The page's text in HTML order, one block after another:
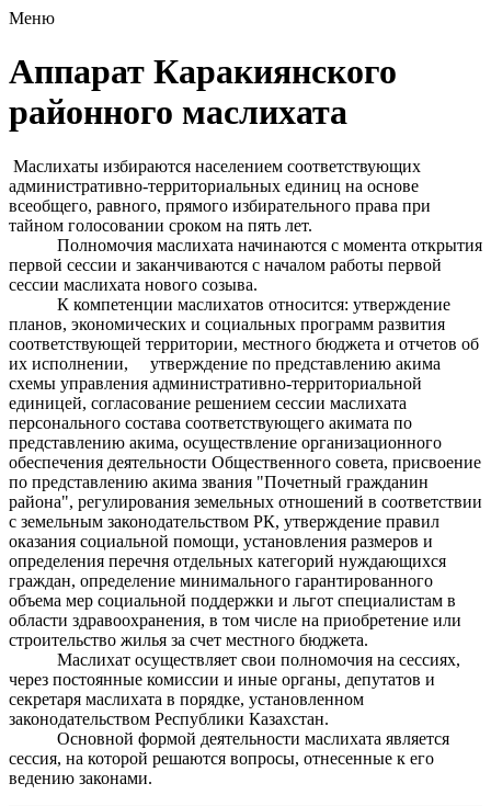
Меню
Аппарат Каракиянского
районного маслихата
Маслихаты избираются населением соответствующих
административно-территориальных единиц на основе
всеобщего, равного, прямого избирательного права при
тайном голосовании сроком на пять лет.
Полномочия маслихата начинаются с момента открытия
первой сессии и заканчиваются с началом работы первой
сессии маслихата нового созыва.
К компетенции маслихатов относится: утверждение
планов, экономических и социальных программ развития
соответствующей территории, местного бюджета и отчетов об
их исполнении, утверждение по представлению акима
схемы управления административно-территориальной
единицей, согласование решением сессии маслихата
персонального состава соответствующего акимата по
представлению акима, осуществление организационного
обеспечения деятельности Общественного совета, присвоение
по представлению акима звания "Почетный гражданин
района", регулирования земельных отношений в соответствии
с земельным законодательством РК, утверждение правил
оказания социальной помощи, установления размеров и
определения перечня отдельных категорий нуждающихся
граждан, определение минимального гарантированного
объема мер социальной поддержки и льгот специалистам в
области здравоохранения, в том числе на приобретение или
строительство жилья за счет местного бюджета.
Маслихат осуществляет свои полномочия на сессиях,
через постоянные комиссии и иные органы, депутатов и
секретаря маслихата в порядке, установленном
законодательством Республики Казахстан.
Основной формой деятельности маслихата является
сессия, на которой решаются вопросы, отнесенные к его
ведению законами.